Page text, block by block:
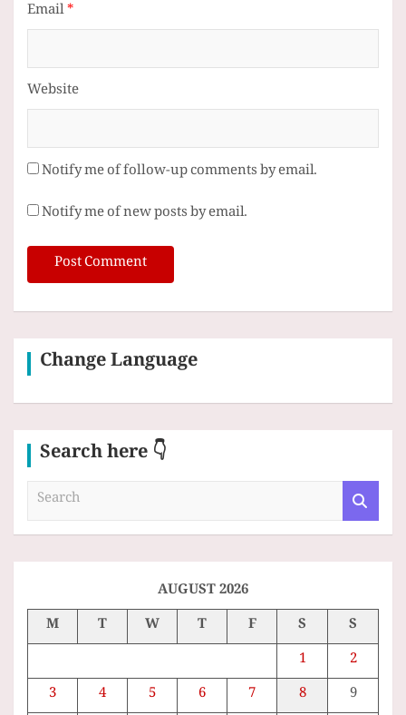
Email*
Website
Notify me of follow-up comments by email.
Notify me of new posts by email.
Change Language
Search here 👇
a
AUGUST 2026
M
T W T F S
S
1
2
3
4 5 6 7 8 9